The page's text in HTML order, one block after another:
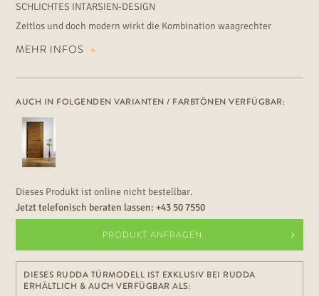
SCHLICHTES INTARSIEN-DESIGN
Zeitlos und doch modern wirkt die Kombination waagrechter
Türkanten fühlen sich nicht nur angenehm an, sondern passen
MEHR INFOS
AUCH IN FOLGENDEN VARIANTEN / FARBTÖNEN VERFÜGBAR:
Dieses Produkt ist online nicht bestellbar.
Jetzt telefonisch beraten lassen:+43 50 7550
PRODUKT ANFRAGEN
DIESES RUDDA TÜRMODELL IST EXKLUSIV BEI RUDDA
ERHÄLTLICH & AUCH VERFÜGBAR ALS: